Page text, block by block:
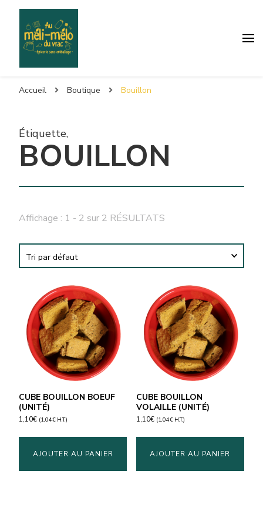
Accueil Boutique Bouillon
Étiquette,
BOUILLON
Affichage : 1 - 2 sur 2 RÉSULTATS
CUBE BOUILLON BOEUF
(UNITÉ)
1,10€ (1,04€ H.T.)
AJOUTER AU PANIER
CUBE BOUILLON
VOLAILLE (UNITÉ)
1,10€ (1,04€H.T.)
AJOUTER AU PANIER